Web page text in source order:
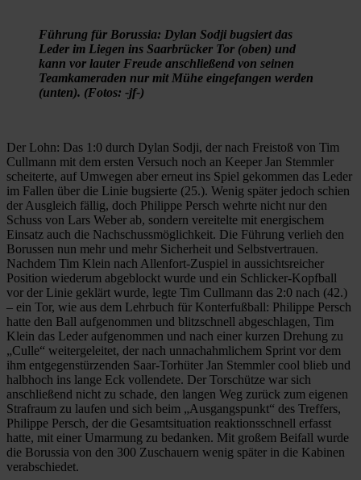
Führung für Borussia: Dylan Sodji bugsiert das
Leder im Liegen ins Saarbrücker Tor (oben) und
kann vor lauter Freude anschließend von seinen
Teamkameraden nur mit Mühe eingefangen werden
(unten). (Fotos: -jf-)
Der Lohn: Das 1:0 durch Dylan Sodji, der nach Freistoß von Tim
Cullmann mit dem ersten Versuch noch an Keeper Jan Stemmler
scheiterte, auf Umwegen aber erneut ins Spiel gekommen das Leder
im Fallen über die Linie bugsierte (25.). Wenig später jedoch schien
der Ausgleich fällig, doch Philippe Persch wehrte nicht nur den
Schuss von Lars Weber ab, sondern vereitelte mit energischem
Einsatz auch die Nachschussmöglichkeit. Die Führung verlieh den
Borussen nun mehr und mehr Sicherheit und Selbstvertrauen.
Nachdem Tim Klein nach Allenfort-Zuspiel in aussichtsreicher
Position wiederum abgeblockt wurde und ein Schlicker-Kopfball
vor der Linie geklärt wurde, legte Tim Cullmann das 2:0 nach (42.)
– ein Tor, wie aus dem Lehrbuch für Konterfußball: Philippe Persch
hatte den Ball aufgenommen und blitzschnell abgeschlagen, Tim
Klein das Leder aufgenommen und nach einer kurzen Drehung zu
„Culle“ weitergeleitet, der nach unnachahmlichem Sprint vor dem
ihm entgegenstürzenden Saar-Torhüter Jan Stemmler cool blieb und
halbhoch ins lange Eck vollendete. Der Torschütze war sich
anschließend nicht zu schade, den langen Weg zurück zum eigenen
Strafraum zu laufen und sich beim „Ausgangspunkt“ des Treffers,
Philippe Persch, der die Gesamtsituation reaktionsschnell erfasst
hatte, mit einer Umarmung zu bedanken. Mit großem Beifall wurde
die Borussia von den 300 Zuschauern wenig später in die Kabinen
verabschiedet.